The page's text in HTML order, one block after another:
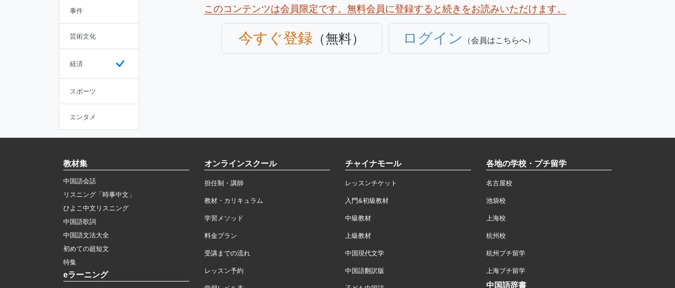
事件
芸術文化
経済
スポーツ
エンタメ
このコンテンツは会員限定です。無料会員に登録すると続きをお読みいただけます。
今すぐ登録 （無料） ログイン （会員はこちらへ）
教材集
中国語会話
リスニング「時事中文」
ひよこ中文リスニング
中国語歌詞
中国語文法大全
初めての超短文
特集
eラーニング
オンラインスクール
担任制・講師
教材・カリキュラム
学習メソッド
料金プラン
受講までの流れ
レッスン予約
チャイナモール
レッスンチケット
入門&初級教材
中級教材
上級教材
中国現代文学
中国語翻訳版
各地の学校・プチ留学
名古屋校
池袋校
上海校
杭州校
杭州プチ留学
上海プチ留学
中国語辞書